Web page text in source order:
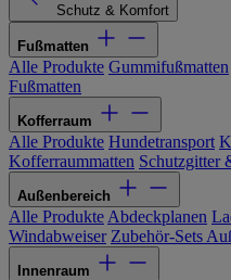
Schutz & Komfort
Fußmatten
Alle Produkte Gummifußmatten
Fußmatten
Kofferraum
Alle Produkte Hundetransport
Kofferraummatten Schutzgitter
Außenbereich
Alle Produkte Abdeckplanen
Windabweiser Zubehör-Sets
Innenraum